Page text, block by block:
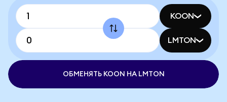
KOON
LMTON
ОБМЕНЯТЬ KOON НА LMTON